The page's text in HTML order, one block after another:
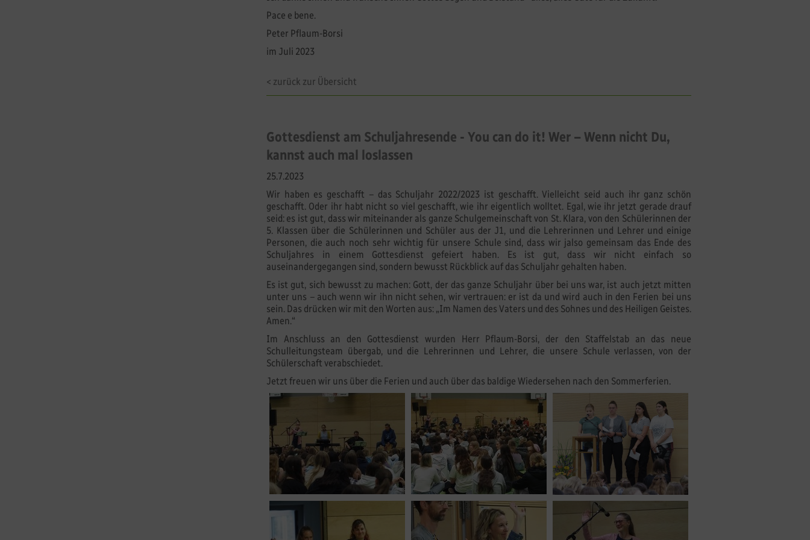
Pace e bene.
Peter Pflaum-Borsi
im Juli 2023
< zurück zur Übersicht
Gottesdienst am Schuljahresende - You can do it! Wer – Wenn nicht Du,
kannst auch mal loslassen
25.7.2023
Wir haben es geschafft – das Schuljahr 2022/2023 ist geschafft. Vielleicht seid auch ihr ganz schön
geschafft. Oder ihr habt nicht so viel geschafft, wie ihr eigentlich wolltet. Egal, wie ihr jetzt gerade drauf
seid: es ist gut, dass wir miteinander als ganze Schulgemeinschaft von St. Klara, von den Schülerinnen der
5. Klassen über die Schülerinnen und Schüler aus der J1, und die Lehrerinnen und Lehrer und einige
Personen, die auch noch sehr wichtig für unsere Schule sind, dass wir jalso gemeinsam das Ende des
Schuljahres in einem Gottesdienst gefeiert haben. Es ist gut, dass wir nicht einfach so
auseinandergegangen sind, sondern bewusst Rückblick auf das Schuljahr gehalten haben.
Es ist gut, sich bewusst zu machen: Gott, der das ganze Schuljahr über bei uns war, ist auch jetzt mitten
unter uns – auch wenn wir ihn nicht sehen, wir vertrauen: er ist da und wird auch in den Ferien bei uns
sein. Das drücken wir mit den Worten aus: „Im Namen des Vaters und des Sohnes und des Heiligen Geistes.
Amen.“
Im Anschluss an den Gottesdienst wurden Herr Pflaum-Borsi, der den Staffelstab an das neue
Schulleitungsteam übergab, und die Lehrerinnen und Lehrer, die unsere Schule verlassen, von der
Schülerschaft verabschiedet.
Jetzt freuen wir uns über die Ferien und auch über das baldige Wiedersehen nach den Sommerferien.